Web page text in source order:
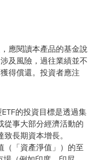
應閱讀本產品的基金說
及風險，過往業績並不
得償還。投資者應注
的投資目標是透過集
從事大部分經濟活動的
長期資本增長。
（「資產淨值」）的至